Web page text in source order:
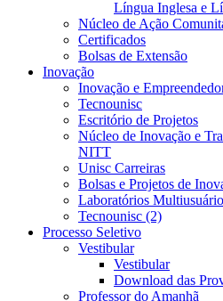
Língua Inglesa e
Núcleo de Ação
Certificados
Bolsas de Extensão
Inovação
Inovação e
Tecnounisc
Escritório de Projetos
Núcleo de Inovação e
NITT
Unisc Carreiras
Bolsas e Projetos de
Laboratórios Multiusuário
Tecnounisc (2)
Processo Seletivo
Vestibular
Vestibular
Download das
Professor do Amanhã